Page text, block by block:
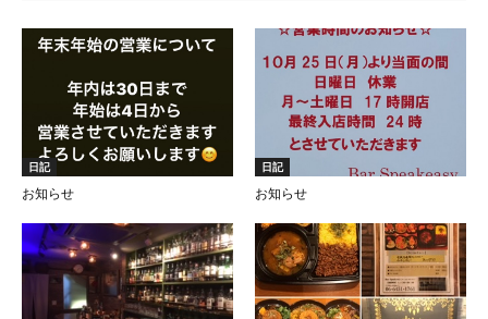
日記
お知らせ
日記
お知らせ